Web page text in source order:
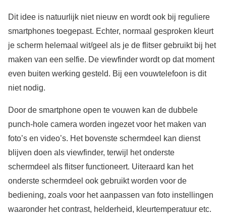
Dit idee is natuurlijk niet nieuw en wordt ook bij reguliere
smartphones toegepast. Echter, normaal gesproken kleurt
je scherm helemaal wit/geel als je de flitser gebruikt bij het
maken van een selfie. De viewfinder wordt op dat moment
even buiten werking gesteld. Bij een vouwtelefoon is dit
niet nodig.
Door de smartphone open te vouwen kan de dubbele
punch-hole camera worden ingezet voor het maken van
foto’s en video’s. Het bovenste schermdeel kan dienst
blijven doen als viewfinder, terwijl het onderste
schermdeel als flitser functioneert. Uiteraard kan het
onderste schermdeel ook gebruikt worden voor de
bediening, zoals voor het aanpassen van foto instellingen
waaronder het contrast, helderheid, kleurtemperatuur etc.